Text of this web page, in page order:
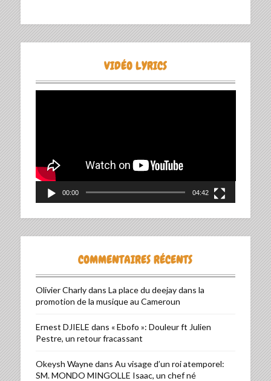
VIDÉO LYRICS
00:00 04:42
COMMENTAIRES RÉCENTS
Olivier Charlydans La place du deejay dans la
promotion de la musique au Cameroun
Ernest DJIELE dans « Ebofo »: Douleur ft Julien
Pestre, un retour fracassant
Okeysh Waynedans Au visage d’un roi atemporel:
SM. MONDO MINGOLLE Isaac, un chef né